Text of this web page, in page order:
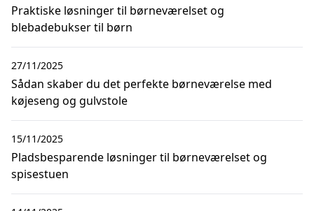
Praktiske løsninger til børneværelset og
blebadebukser til børn
Sådan skaber du det perfekte børneværelse med
køjeseng og gulvstole
27/11/2025
Pladsbesparende løsninger til børneværelset og
spisestuen
15/11/2025